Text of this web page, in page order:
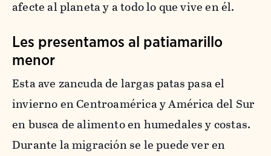
afecte al planeta y a todo lo que vive en él.
Les presentamos al patiamarillo
menor
Esta ave zancuda de largas patas pasa el
invierno en Centroamérica y América del Sur
en busca de alimento en humedales y costas.
Durante la migración se le puede ver en